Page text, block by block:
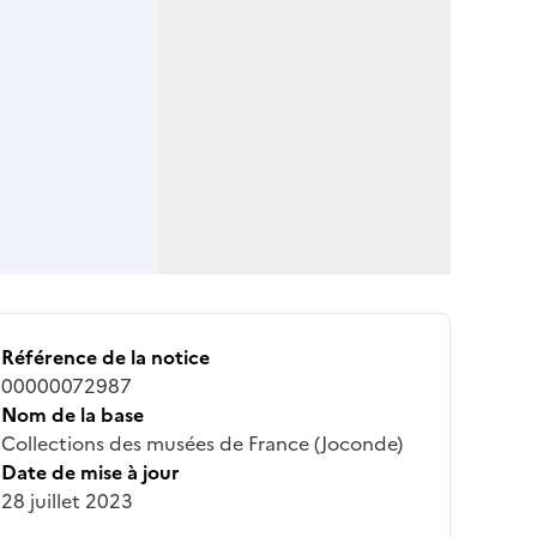
Référence de la notice
00000072987
Nom de la base
Collections des musées de France (Joconde)
Date de mise à jour
28 juillet 2023